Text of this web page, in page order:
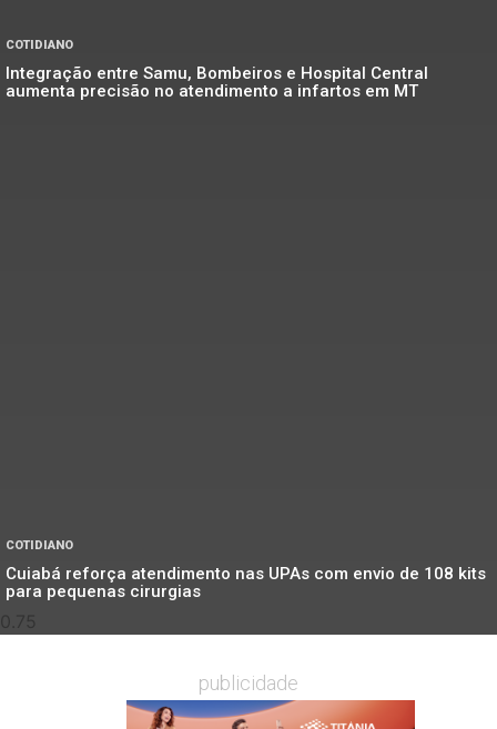
COTIDIANO
Integração entre Samu, Bombeiros e Hospital Central
aumenta precisão no atendimento a infartos em MT
COTIDIANO
Cuiabá reforça atendimento nas UPAs com envio de 108 kits
para pequenas cirurgias
publicidade